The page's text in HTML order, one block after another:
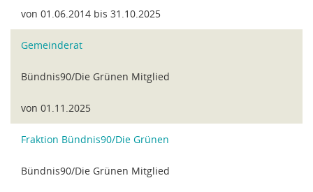
von 01.06.2014 bis 31.10.2025
Gemeinderat
Bündnis90/Die Grünen Mitglied
von 01.11.2025
Fraktion Bündnis90/Die Grünen
Bündnis90/Die Grünen Mitglied